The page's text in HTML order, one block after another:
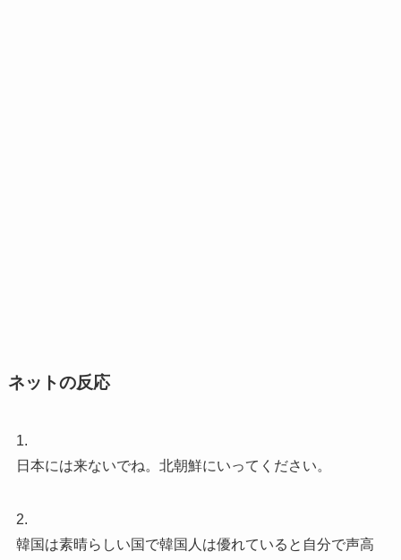
ネットの反応
1.
日本には来ないでね。北朝鮮にいってください。
2.
韓国は素晴らしい国で韓国人は優れていると自分で声高